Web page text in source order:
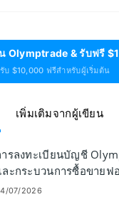
Olymptrade & รับฟรี
รับ $10,000 ฟรีสำหรับผู้เริ่มต้น
เพิ่มเติมจากผู้เขียน
รลงทะเบียนบัญชี
ะกระบวนการซื้อขายฟ
07/2026